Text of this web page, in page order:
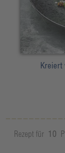
Kreiert
Rezept für 10